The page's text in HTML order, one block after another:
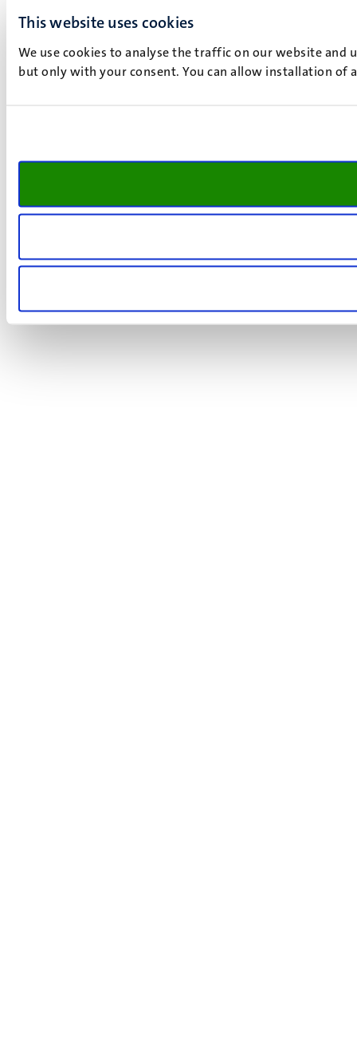
This website uses cookies
We use cookies to analyse the traffic on our website and
but only with your consent. You can allow installation of